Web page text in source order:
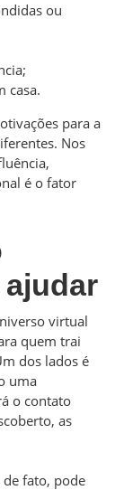
ou
casa.
para a
Nos
é o fator
virtual
quem trai
dos lados é
uma
o contato
as
de fato, pode